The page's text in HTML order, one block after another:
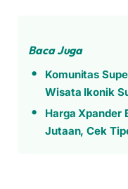
Baca Juga
Komunitas
Wisata Ikonik
Harga Xpander
Jutaan, Cek